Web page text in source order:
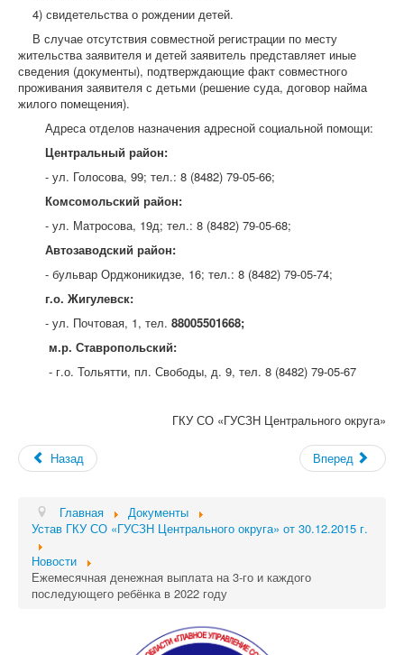
4) свидетельства о рождении детей.
В случае отсутствия совместной регистрации по месту
жительства заявителя и детей заявитель представляет иные
сведения (документы), подтверждающие факт совместного
проживания заявителя с детьми (решение суда, договор найма
жилого помещения).
Адреса отделов назначения адресной социальной помощи:
Центральный район:
- ул. Голосова, 99; тел.: 8 (8482) 79-05-66;
Комсомольский район:
- ул. Матросова, 19д; тел.: 8 (8482) 79-05-68;
Автозаводский район:
- бульвар Орджоникидзе, 16; тел.: 8 (8482) 79-05-74;
г.о. Жигулевск:
- ул. Почтовая, 1, тел. 88005501668;
м.р. Ставропольский:
- г.о. Тольятти, пл. Свободы, д. 9, тел. 8 (8482) 79-05-67
ГКУ СО «ГУСЗН Центрального округа»
Назад Вперед
Главная
Документы
Устав ГКУ СО «ГУСЗН Центрального округа» от 30.12.2015 г.
Новости
Ежемесячная денежная выплата на 3-го и каждого
последующего ребёнка в 2022 году